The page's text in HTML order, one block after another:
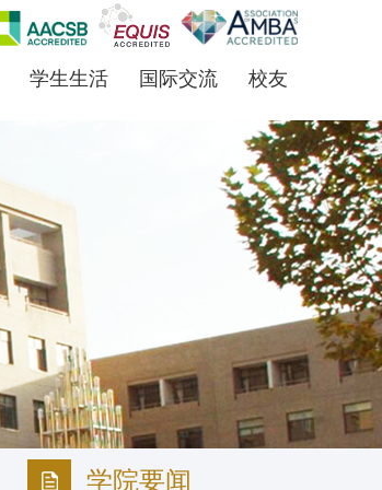
学生生活 国际交流 校友
学院要闻